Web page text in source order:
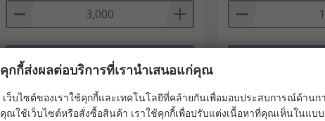
เพิ่ม
คุกกี้ส่งผลต่อบริการที่เรานำเสนอแก่คุณ
เว็บไซต์ของเราใช้คุกกี้และเทคโนโลยีที่คล้ายกันเพื่อมอบประสบการณ์ด้านก
คุณใช้เว็บไซต์หรือสั่งซื้อสินค้า เราใช้คุกกี้เพื่อปรับแต่งเนื้อหาที่คุณเห็นในแ